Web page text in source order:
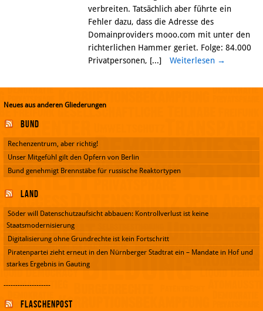
verbreiten. Tatsächlich aber führte ein
Fehler dazu, dass die Adresse des
Domainproviders mooo.com mit unter den
richterlichen Hammer geriet. Folge: 84.000
Privatpersonen, [...]
Weiterlesen →
Neues aus anderen Gliederungen
Bund
Rechenzentrum, aber richtig!
Unser Mitgefühl gilt den Opfern von Berlin
Bund genehmigt Brennstäbe für russische Reaktortypen
Land
Söder will Datenschutzaufsicht abbauen: Kontrollverlust ist keine
Staatsmodernisierung
Digitalisierung ohne Grundrechte ist kein Fortschritt
Piratenpartei zieht erneut in den Nürnberger Stadtrat ein – Mandate in Hof und
starkes Ergebnis in Gauting
--------------------
Flaschenpost